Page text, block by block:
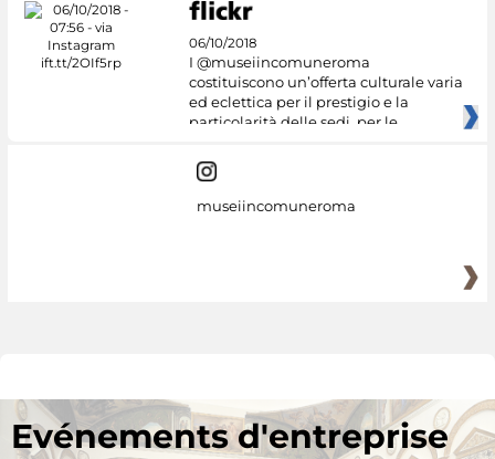
06/10/2018
I @museiincomuneroma
costituiscono un’offerta culturale varia
ed eclettica per il prestigio e la
particolarità delle sedi, per le
museiincomuneroma
Evénements d'entreprise